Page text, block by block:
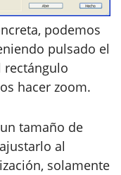
podemos
pulsado el
rectángulo
hacer zoom.
tamaño de
al
solamente